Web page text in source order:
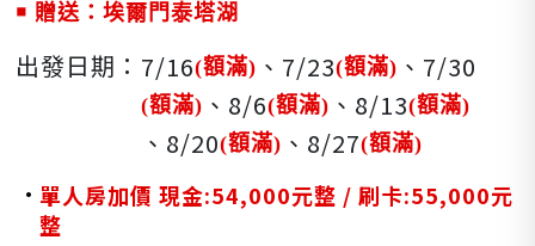
￭ 贈送：埃爾門泰塔湖
出發日期： 7/16(額滿) 、7/23(額滿) 、7/30
(額滿) 、8/6(額滿) 、8/13(額滿)
、8/20(額滿) 、8/27(額滿)
單人房加價 現金:54,000元整 / 刷卡:55,000元
整